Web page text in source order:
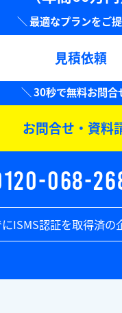
見積依頼
お問合せ・資料
068-
ISMS認証を取得済の